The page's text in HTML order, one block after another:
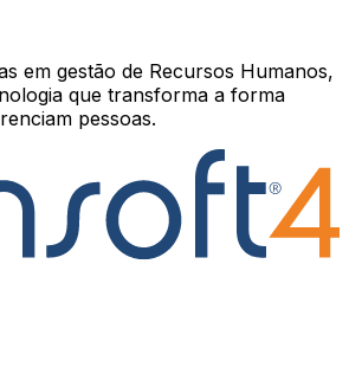
em gestão de Recursos Humanos,
que transforma a forma
pessoas.